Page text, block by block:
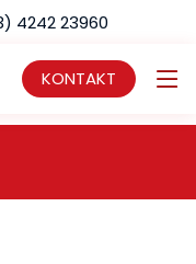
4242 23960
KONTAKT